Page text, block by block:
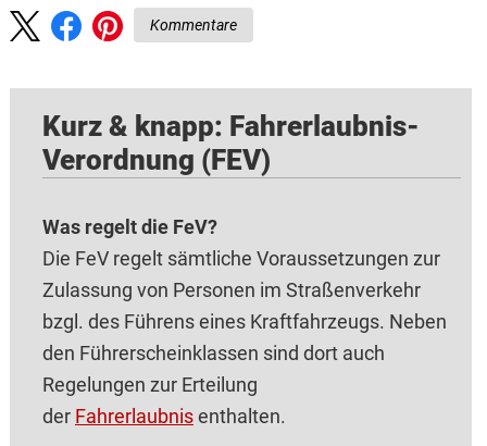
Kommentare
Kurz & knapp: Fahrerlaubnis-
Verordnung (FEV)
Was regelt die FeV?
Die FeV regelt sämtliche Voraussetzungen zur
Zulassung von Personen im Straßenverkehr
bzgl. des Führens eines Kraftfahrzeugs. Neben
den Führerscheinklassen sind dort auch
Regelungen zur Erteilung
der Fahrerlaubnisenthalten.